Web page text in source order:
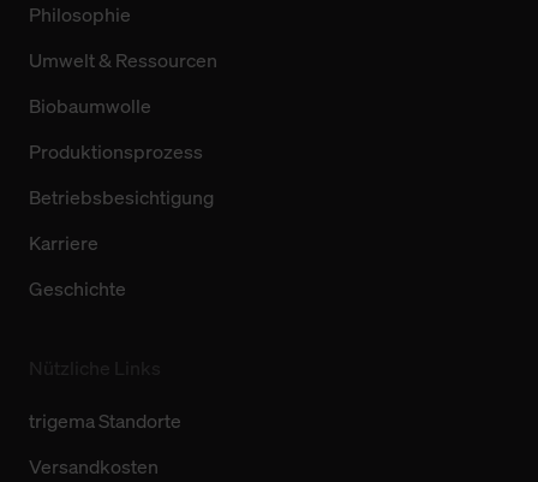
Philosophie
Umwelt & Ressourcen
Biobaumwolle
Produktionsprozess
Betriebsbesichtigung
Karriere
Geschichte
trigema Standorte
Versandkosten